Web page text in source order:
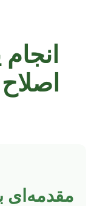
مقدمه‌ای